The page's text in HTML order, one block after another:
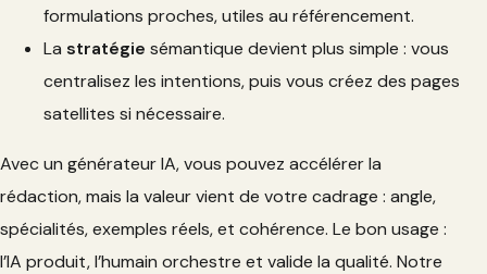
formulations proches, utiles au référencement.
La stratégie sémantique devient plus simple : vous
centralisez les intentions, puis vous créez des pages
satellites si nécessaire.
Avec un générateur IA, vous pouvez accélérer la
rédaction, mais la valeur vient de votre cadrage : angle,
spécialités, exemples réels, et cohérence. Le bon usage :
l’IA produit, l’humain orchestre et valide la qualité. Notre